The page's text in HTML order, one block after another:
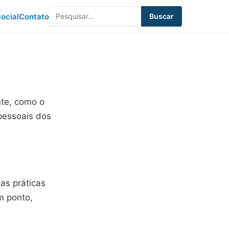
Contato Buscar
como o
dos
práticas
ponto,